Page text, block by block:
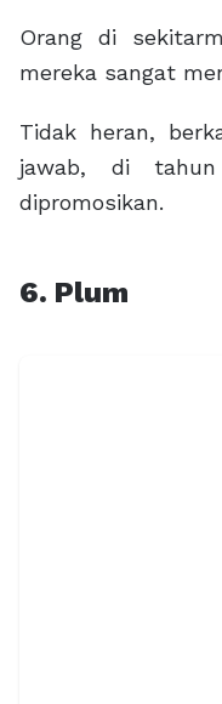
Orang di
mereka sangat
Tidak heran,
jawab, di
dipromosikan.
6. Plum